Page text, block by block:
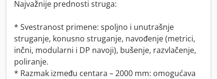
Najvažnije prednosti struga:
* Svestranost primene: spoljno i unutrašnje
struganje, konusno struganje, navođenje (metrici,
inčni, modularni i DP navoji), bušenje, razvlačenje,
poliranje.
* Razmak između centara – 2000 mm: omogućava